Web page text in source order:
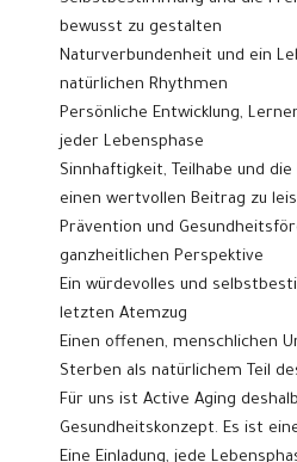
bewusst zu gestalten
Naturverbundenheit und ein
natürlichen Rhythmen
Persönliche Entwicklung,
jeder Lebensphase
Sinnhaftigkeit, Teilhabe und
einen wertvollen Beitrag zu
Prävention und
ganzheitlichen Perspektive
Ein würdevolles und
letzten Atemzug
Einen offenen, menschlichen
Sterben als natürlichem Teil
Für uns ist Active Aging
Gesundheitskonzept. Es ist
Eine Einladung, jede